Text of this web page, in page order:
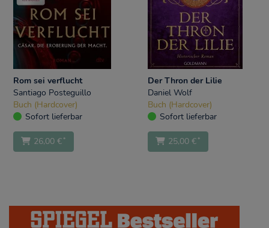
Rom sei verflucht
Santiago Posteguillo
Buch (Hardcover)
Sofort lieferbar
26,00 €*
Der Thron der Lilie
Daniel Wolf
Buch (Hardcover)
Sofort lieferbar
25,00 €*